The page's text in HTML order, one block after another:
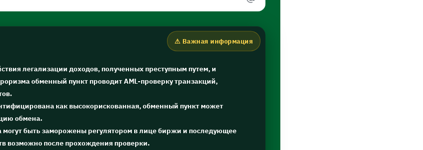
легализации доходов, полученных преступным путем, и
обменный пункт проводит AML-проверку транзакций,
как высокорискованная, обменный пункт может
обмена.
могут быть заморожены регулятором в лице биржи и последующее
возможно после прохождения проверки.